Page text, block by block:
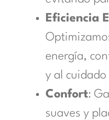
Eficiencia
energía,
y al
Confort:
suaves y